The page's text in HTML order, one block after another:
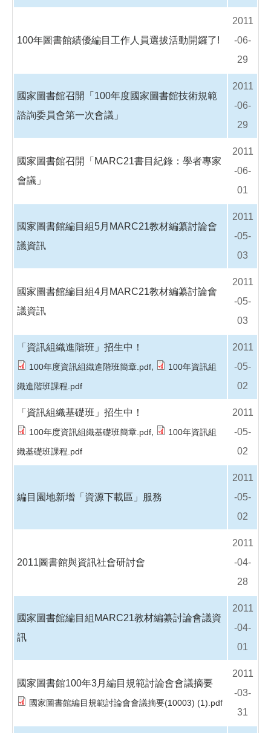
100年圖書館績優編目工作人員選拔活動開鑼了!
2011
-06-
29
國家圖書館召開「100年度國家圖書館技術規範
諮詢委員會第一次會議」
2011
-06-
29
國家圖書館召開「MARC21書目紀錄：學者專家
會議」
2011
-06-
01
國家圖書館編目組5月MARC21教材編纂討論會
議資訊
2011
-05-
03
國家圖書館編目組4月MARC21教材編纂討論會
議資訊
2011
-05-
03
「資訊組織進階班」招生中！
100年度資訊組織進階班簡章.pdf,
100年資訊組
織進階班課程.pdf
2011
-05-
02
「資訊組織基礎班」招生中！
100年度資訊組織基礎班簡章.pdf,
100年資訊組
織基礎班課程.pdf
2011
-05-
02
編目園地新增「資源下載區」服務
2011
-05-
02
2011圖書館與資訊社會研討會
2011
-04-
28
國家圖書館編目組MARC21教材編纂討論會議資
訊
2011
-04-
01
國家圖書館100年3月編目規範討論會會議摘要
國家圖書館編目規範討論會會議摘要(10003) (1).pdf
2011
-03-
31